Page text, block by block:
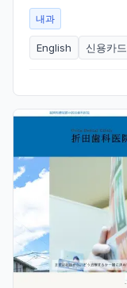
내과
English 신용카드